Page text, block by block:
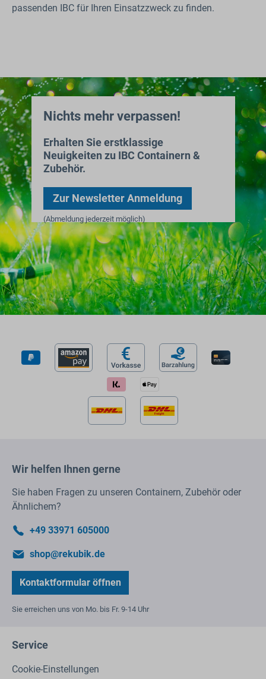
passenden IBC für Ihren Einsatzzweck zu finden.
Nichts mehr verpassen!
Erhalten Sie erstklassige
Neuigkeiten zu IBC Containern &
Zubehör.
Zur Newsletter Anmeldung
(Abmeldung jederzeit möglich)
Wir helfen Ihnen gerne
Sie haben Fragen zu unseren Containern, Zubehör oder
Ähnlichem?
+49 33971 605000
shop@rekubik.de
Kontaktformular öffnen
Sie erreichen uns von Mo. bis Fr. 9-14 Uhr
Service
Cookie-Einstellungen